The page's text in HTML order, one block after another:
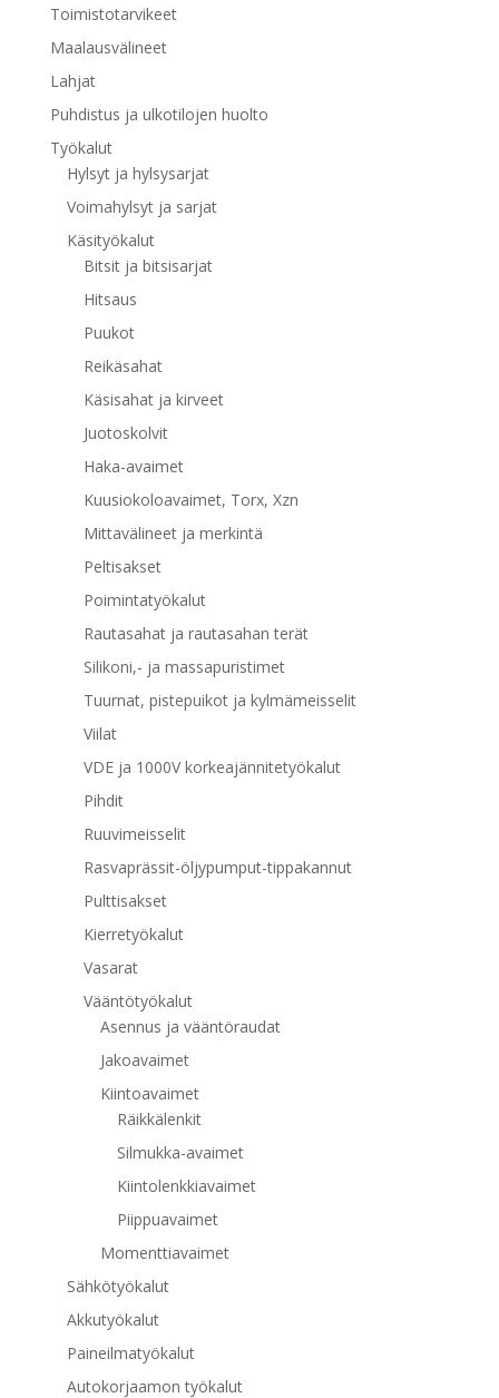
Toimistotarvikeet
Maalausvälineet
Lahjat
Puhdistus ja ulkotilojen huolto
Työkalut
Hylsyt ja hylsysarjat
Voimahylsyt ja sarjat
Käsityökalut
Bitsit ja bitsisarjat
Hitsaus
Puukot
Reikäsahat
Käsisahat ja kirveet
Juotoskolvit
Haka-avaimet
Kuusiokoloavaimet, Torx, Xzn
Mittavälineet ja merkintä
Peltisakset
Poimintatyökalut
Rautasahat ja rautasahan terät
Silikoni,- ja massapuristimet
Tuurnat, pistepuikot ja kylmämeisselit
Viilat
VDE ja 1000V korkeajännitetyökalut
Pihdit
Ruuvimeisselit
Rasvaprässit-öljypumput-tippakannut
Pulttisakset
Kierretyökalut
Vasarat
Vääntötyökalut
Asennus ja vääntöraudat
Jakoavaimet
Kiintoavaimet
Räikkälenkit
Silmukka-avaimet
Kiintolenkkiavaimet
Piippuavaimet
Momenttiavaimet
Sähkötyökalut
Akkutyökalut
Paineilmatyökalut
Autokorjaamon työkalut